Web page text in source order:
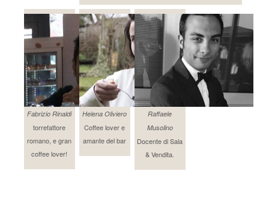
Fabrizio Rinaldi
torrefattore
romano, e gran
coffee lover!
Helena Oliviero
Coffee lover e
amante del bar
Raffaele
Musolino
Docente di Sala
& Vendita.